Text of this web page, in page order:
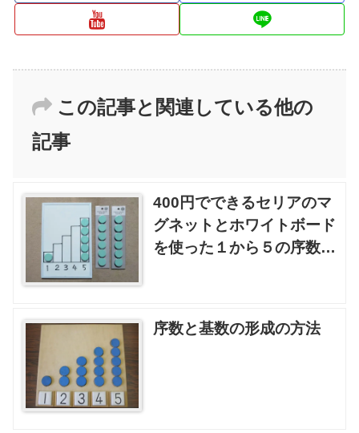
この記事と関連している他の
記事
400円でできるセリアのマ
グネットとホワイトボード
を使った１から５の序数と
序数と基数の形成の方法